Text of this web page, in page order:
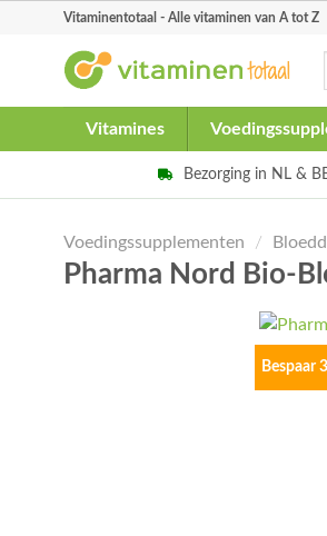
Vitaminentotaal - Alle vitaminen van A tot Z
Vitamines
Bezorging in NL &
Voedingssupplementen /
Pharma Nord Bio-
Bespaar